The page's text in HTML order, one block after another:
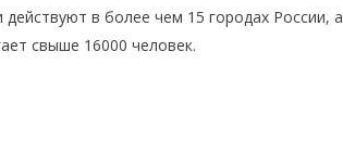
в более чем 15 городах России, а
свыше 16000 человек.